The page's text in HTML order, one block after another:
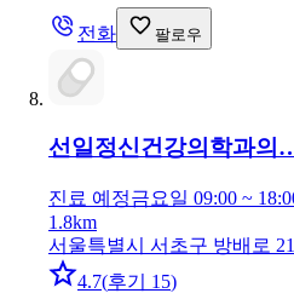
전화 팔로우
선일정신건강의학과의
진료 예정금요일 09:00 ~
1.8km
서울특별시 서초구 방배로
4.7(후기 15)